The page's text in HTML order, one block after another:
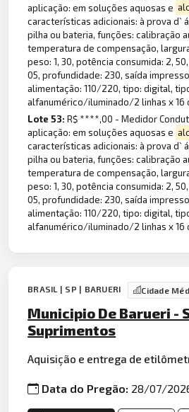
aplicação: em soluções aquosas e
características adicionais: à prova d`
pilha ou bateria, funções: calibração
temperatura de compensação,
peso: 1, 30, potência consumida: 2,
05, profundidade: 230, saída
alimentação: 110/220, tipo: digital,
alfanumérico/iluminado/2 linhas x 16
Lote 53:R$ ****,00 - Medidor
aplicação: em soluções aquosas e
características adicionais: à prova d`
pilha ou bateria, funções: calibração
temperatura de compensação,
peso: 1, 30, potência consumida: 2,
05, profundidade: 230, saída
alimentação: 110/220, tipo: digital,
alfanumérico/iluminado/2 linhas x 16
BRASIL | SP | BARUERI Cidade
Municipio De Barueri -
Suprimentos
Aquisição e entrega de
Data do Pregão: 28/07/